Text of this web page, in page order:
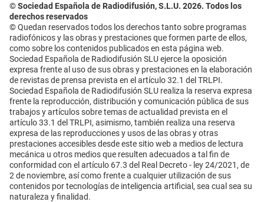
© Sociedad Española de Radiodifusión, S.L.U. 2026. Todos los
derechos reservados
© Quedan reservados todos los derechos tanto sobre programas
radiofónicos y las obras y prestaciones que formen parte de ellos,
como sobre los contenidos publicados en esta página web.
Sociedad Española de Radiodifusión SLU ejerce la oposición
expresa frente al uso de sus obras y prestaciones en la elaboración
de revistas de prensa prevista en el artículo 32.1 del TRLPI.
Sociedad Española de Radiodifusión SLU realiza la reserva expresa
frente la reproducción, distribución y comunicación pública de sus
trabajos y artículos sobre temas de actualidad prevista en el
artículo 33.1 del TRLPI, asimismo, también realiza una reserva
expresa de las reproducciones y usos de las obras y otras
prestaciones accesibles desde este sitio web a medios de lectura
mecánica u otros medios que resulten adecuados a tal fin de
conformidad con el artículo 67.3 del Real Decreto - ley 24/2021, de
2 de noviembre, así como frente a cualquier utilización de sus
contenidos por tecnologías de inteligencia artificial, sea cual sea su
naturaleza y finalidad.